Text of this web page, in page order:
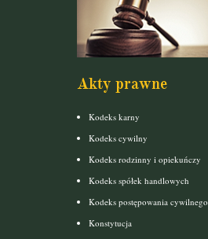
Akty prawne
Kodeks karny
Kodeks cywilny
Kodeks rodzinny i opiekuńczy
Kodeks spółek handlowych
Kodeks postępowania cywilnego
Konstytucja